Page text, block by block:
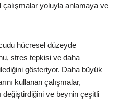
yoluyla anlamaya ve
hücresel düzeyde
stres tepkisi ve daha
gösteriyor. Daha büyük
kullanan çalışmalar,
değiştirdiğini ve beynin çeşitli